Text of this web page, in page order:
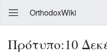
OrthodoxWiki
Πρότυπο:10